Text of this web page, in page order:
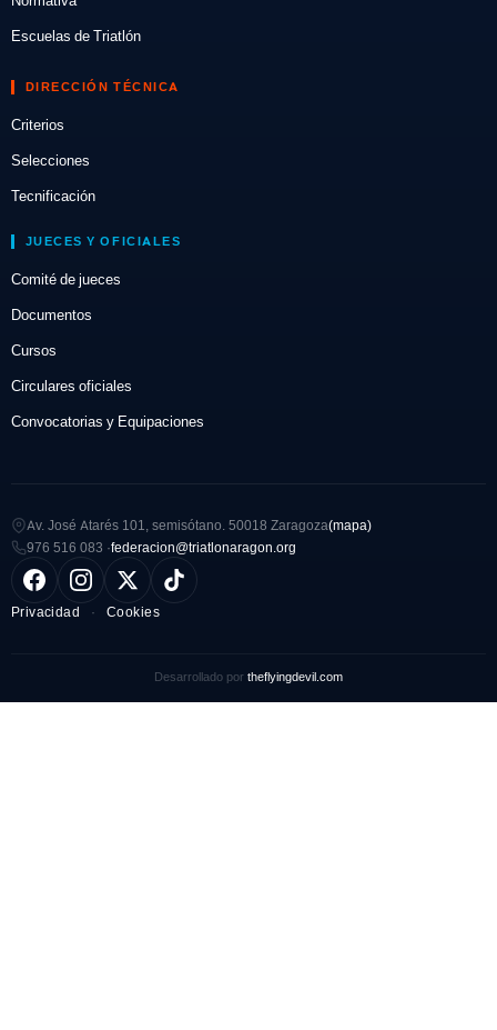
Escuelas de Triatlón
DIRECCIÓN TÉCNICA
Criterios
Selecciones
Tecnificación
JUECES Y OFICIALES
Comité de jueces
Documentos
Cursos
Circulares oficiales
Convocatorias y Equipaciones
Av. José Atarés 101, semisótano. 50018 Zaragoza(mapa)
976 516 083 ·federacion@triatlonaragon.org
Privacidad · Cookies
Desarrollado por theflyingdevil.com